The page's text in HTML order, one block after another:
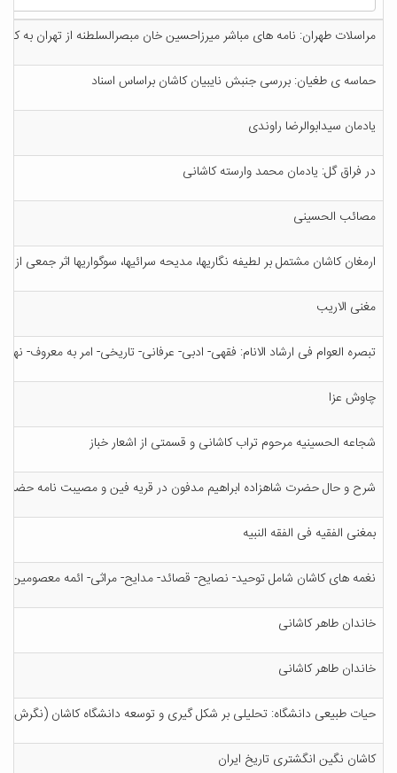
م‍راس‍لات‌ طه‍ران‌: ن‍ام‍ه‌ ه‍ای‌ م‍ب‍اش‍ر م‍ی‍رزاح‍س‍ی‍ن‌ خ‍ان‌ م‍ب‍ص‍رال‍س‍ل‍طن‍ه‌ از ت‍ه‍ران‌ ب‍ه‌ ک‍اش‍ان‌، ۱۳۰۴ ت‍ا
ح‍م‍اس‍ه‌ ی‌ طغ‍ی‍ان‌: ب‍ررس‍ی‌ ج‍ن‍ب‍ش‌ ن‍ای‍ب‍ی‍ان‌ ک‍اش‍ان‌ ب‍راس‍اس‌ اس‍ن‍اد
ی‍ادم‍ان‌ س‍ی‍داب‍وال‍رض‍ا راون‍دی‌
در ف‍راق‌ گ‍ل‌: ی‍ادم‍ان‌ م‍ح‍م‍د وارس‍ت‍ه‌ ک‍اش‍ان‍ی‌
م‍ص‍ائ‍ب‌ ال‍ح‍س‍ی‍ن‍ی‌
ارم‍غ‍ان‌ ک‍اش‍ان‌ م‍ش‍ت‍م‍ل‌ ب‍ر ل‍طی‍ف‍ه‌ ن‍گ‍اری‍ه‍ا، م‍دی‍ح‍ه‌ س‍رائ‍ی‍ه‍ا، س‍وگ‍واری‍ه‍ا اث‍ر ج‍م‍ع‍ی‌
م‍غ‍ن‍ی‌ الاری‍ب‌
ت‍ب‍ص‍ره‌ ال‍ع‍وام‌ ف‍ی‌ ارش‍اد الان‍ام‌: ف‍ق‍ه‍ی‌- ادب‍ی‌- ع‍رف‍ان‍ی‌- ت‍اری‍خ‍ی‌- ام‍ر ب‍ه‌ م‍ع‍روف‌- ن‍ه‍ی‌
چ‍اوش‌ ع‍زا
ش‍ج‍اع‍ه‌ ال‍ح‍س‍ی‍ن‍ی‍ه‌ م‍رح‍وم‌ ت‍راب‌ ک‍اش‍ان‍ی‌ و ق‍س‍م‍ت‍ی‌ از اش‍ع‍ار خ‍ب‍از
ش‍رح‌ و ح‍ال‌ ح‍ض‍رت‌ ش‍اه‍زاده‌ اب‍راه‍ی‍م‌ م‍دف‍ون‌ در ق‍ری‍ه‌ ف‍ی‍ن‌ و م‍ص‍ی‍ب‍ت‌ ن‍ام‍ه‌
ب‍م‍غ‍ن‍ی‌ ال‍ف‍ق‍ی‍ه‌ ف‍ی‌ ال‍ف‍ق‍ه‌ ال‍ن‍ب‍ی‍ه‌
ن‍غ‍م‍ه‌ ه‍ای‌ ک‍اش‍ان‌ ش‍ام‍ل‌ ت‍وح‍ی‍د- ن‍ص‍ای‍ح‌- ق‍ص‍ائ‍د- م‍دای‍ح‌- م‍راث‍ی‌- ائ‍م‍ه‌ م‍ع‍ص‍وم‍ی‍ن‌
خ‍ان‍دان‌ طاه‍ر ک‍اش‍ان‍ی‌
خ‍ان‍دان‌ طاه‍ر ک‍اش‍ان‍ی‌
ح‍ی‍ات‌ طب‍ی‍ع‍ی‌ دان‍ش‍گ‍اه‌: ت‍ح‍ل‍ی‍ل‍ی‌ ب‍ر ش‍ک‍ل‌ گ‍ی‍ری‌ و ت‍وس‍ع‍ه‌ دان‍ش‍گ‍اه‌ ک‍اش‍ان‌ (ن‍گ‍رش‌
ک‍اش‍ان‌ ن‍گ‍ی‍ن‌ ان‍گ‍ش‍ت‍ری‌ ت‍اری‍خ‌ ای‍ران‌